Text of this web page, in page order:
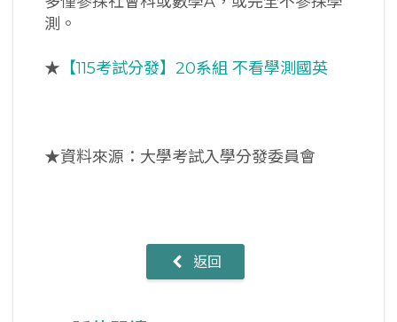
測。
★ 【115考試分發】20系組 不看學測國英
★資料來源：大學考試入學分發委員會
返回